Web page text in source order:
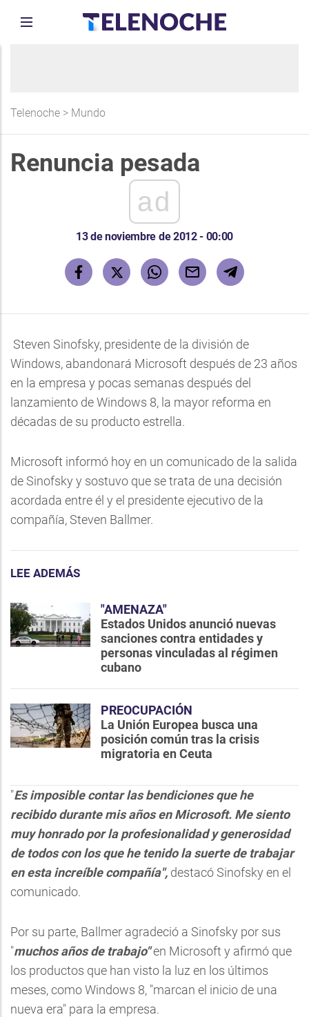
Telenoche > Mundo
Renuncia pesada
ad
13 de noviembre de 2012 - 00:00
Steven Sinofsky, presidente de la división de
Windows, abandonará Microsoft después de 23 años
en la empresa y pocas semanas después del
lanzamiento de Windows 8, la mayor reforma en
décadas de su producto estrella.
Microsoft informó hoy en un comunicado de la salida
de Sinofsky y sostuvo que se trata de una decisión
acordada entre él y el presidente ejecutivo de la
compañía, Steven Ballmer.
LEE ADEMÁS
"AMENAZA"
Estados Unidos anunció nuevas
sanciones contra entidades y
personas vinculadas al régimen
cubano
PREOCUPACIÓN
La Unión Europea busca una
posición común tras la crisis
migratoria en Ceuta
"Es imposible contar las bendiciones que he
recibido durante mis años en Microsoft. Me siento
muy honrado por la profesionalidad y generosidad
de todos con los que he tenido la suerte de trabajar
en esta increíble compañía", destacó Sinofsky en el
comunicado.
Por su parte, Ballmer agradeció a Sinofsky por sus
"muchos años de trabajo"en Microsoft y afirmó que
los productos que han visto la luz en los últimos
meses, como Windows 8, "marcan el inicio de una
nueva era" para la empresa.